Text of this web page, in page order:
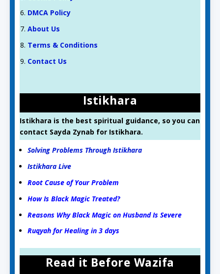
DMCA Policy
About Us
Terms & Conditions
Contact Us
Istikhara
Istikhara is the best spiritual guidance, so you can
contact Sayda Zynab for Istikhara.
Solving Problems Through Istikhara
Istikhara Live
Root Cause of Your Problem
How Is Black Magic Treated?
Reasons Why Black Magic on Husband Is Severe
Ruqyah for Healing in 3 days
Read it Before Wazifa